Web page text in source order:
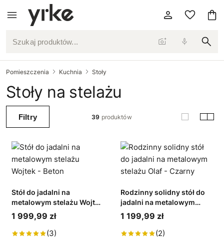
Szukaj produktów...
Pomieszczenia Kuchnia Stoły
Stoły na stelażu
Filtry 39 produktów
Stół do jadalni na
metalowym stelażu Wojtek
- Beton
1 999,99 zł
(3)
Rodzinny solidny stół do
jadalni na metalowym
stelażu Olaf - Czarny
1 199,99 zł
(2)